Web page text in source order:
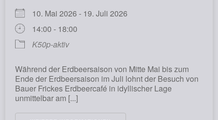
10. Mai 2026 - 19. Juli 2026
14:00 - 18:00
K50p-aktiv
Während der Erdbeersaison von Mitte Mai bis zum
Ende der Erdbeersaison im Juli lohnt der Besuch von
Bauer Frickes Erdbeercafé in idyllischer Lage
unmittelbar am [...]